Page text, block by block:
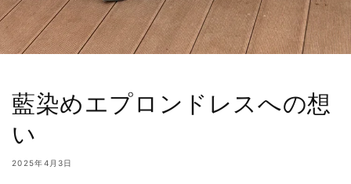
藍染めエプロンドレスへの想
い
2025年4月3日